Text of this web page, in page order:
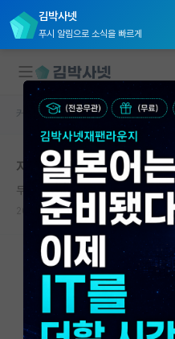
김박사넷
푸시 알림으로 소식을 빠르게
대학원생 모집
국내대학원 정보
연구실&오픈랩
커뮤니티
커뮤니티 홈
전체글보기
베스트 게시판
커뮤니티 홈 자유 게시판(아무개
지도교수님이 밉네요
무심한 쇠렌 키르케고르
2026.05.11 4 1565